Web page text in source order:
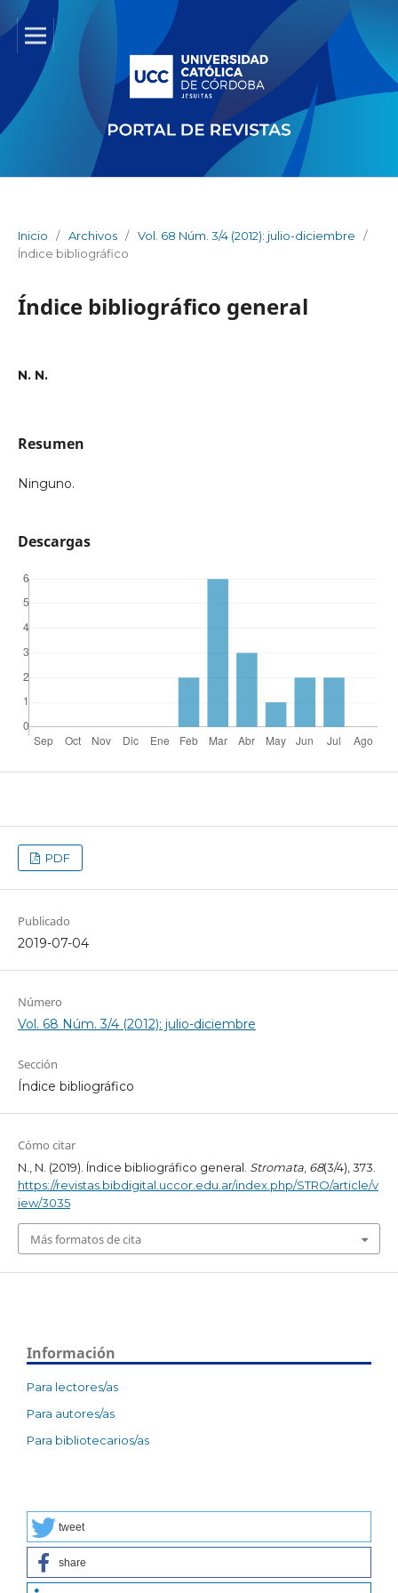
Inicio / Archivos / Vol. 68 Núm. 3/4 (2012): julio-diciembre
/
Índice bibliográfico
Índice bibliográfico general
N. N.
Resumen
Ninguno.
Descargas
PDF
Publicado
2019-07-04
Número
Vol. 68 Núm. 3/4 (2012): julio-diciembre
Sección
Índice bibliográfico
Cómo citar
N., N. (2019). Índice bibliográfico general. Stromata, 68(3/4), 373.
https://revistas.bibdigital.uccor.edu.ar/index.php/STRO/article/v
iew/3035
Más formatos de cita
Información
Para lectores/as
Para autores/as
Para bibliotecarios/as
tweet
share